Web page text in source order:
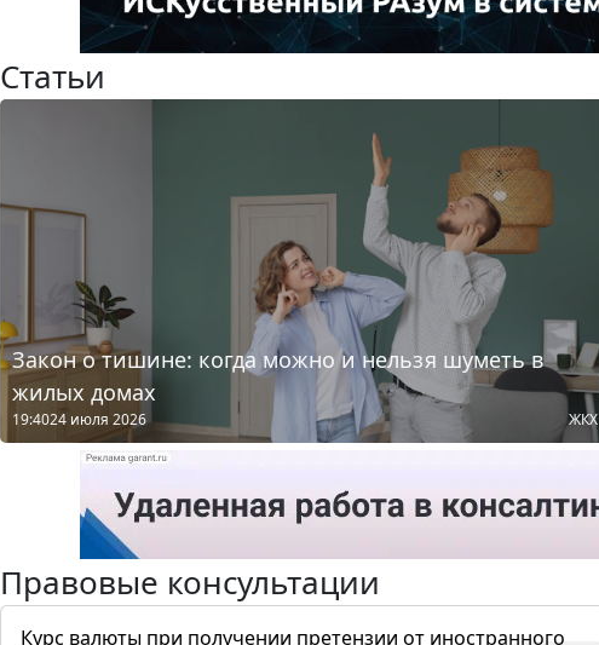
Статьи
Закон о тишине: когда можно и нельзя шуметь в
жилых домах
19:4024 июля 2026 ЖКХ
Правовые консультации
Курс валюты при получении претензии от иностранного